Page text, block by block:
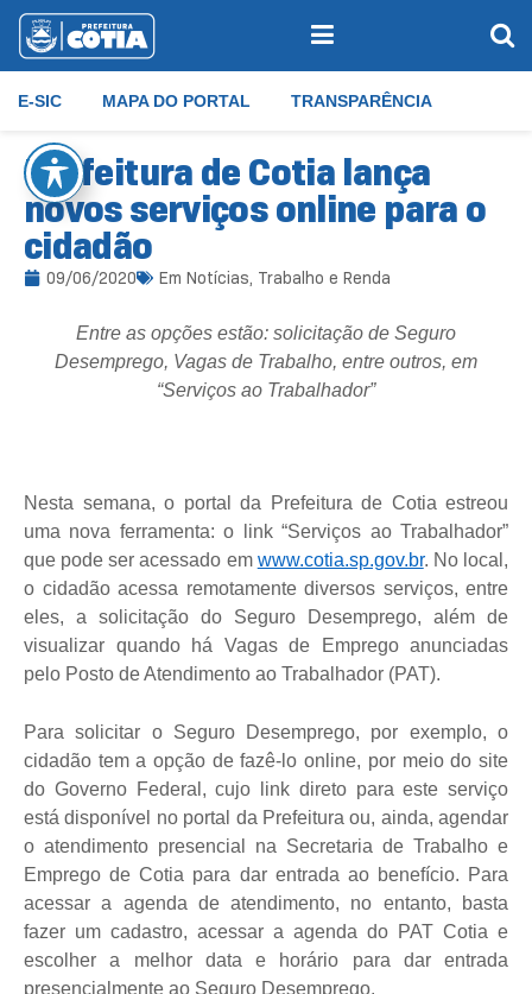
E-SIC MAPA DO PORTAL TRANSPARÊNCIA
Prefeitura de Cotia lança
novos serviços online para o
cidadão
09/06/2020 Em Notícias, Trabalho e Renda
Entre as opções estão: solicitação de Seguro
Desemprego, Vagas de Trabalho, entre outros, em
“Serviços ao Trabalhador”
Nesta semana, o portal da Prefeitura de Cotia estreou
uma nova ferramenta: o link “Serviços ao Trabalhador”
que pode ser acessado em www.cotia.sp.gov.br. No local,
o cidadão acessa remotamente diversos serviços, entre
eles, a solicitação do Seguro Desemprego, além de
visualizar quando há Vagas de Emprego anunciadas
pelo Posto de Atendimento ao Trabalhador (PAT).
Para solicitar o Seguro Desemprego, por exemplo, o
cidadão tem a opção de fazê-lo online, por meio do site
do Governo Federal, cujo link direto para este serviço
está disponível no portal da Prefeitura ou, ainda, agendar
o atendimento presencial na Secretaria de Trabalho e
Emprego de Cotia para dar entrada ao benefício. Para
acessar a agenda de atendimento, no entanto, basta
fazer um cadastro, acessar a agenda do PAT Cotia e
escolher a melhor data e horário para dar entrada
presencialmente ao Seguro Desemprego.